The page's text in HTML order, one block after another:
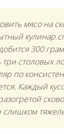
мясо на
кулинар
300
столовых
по
Каждый
слишком